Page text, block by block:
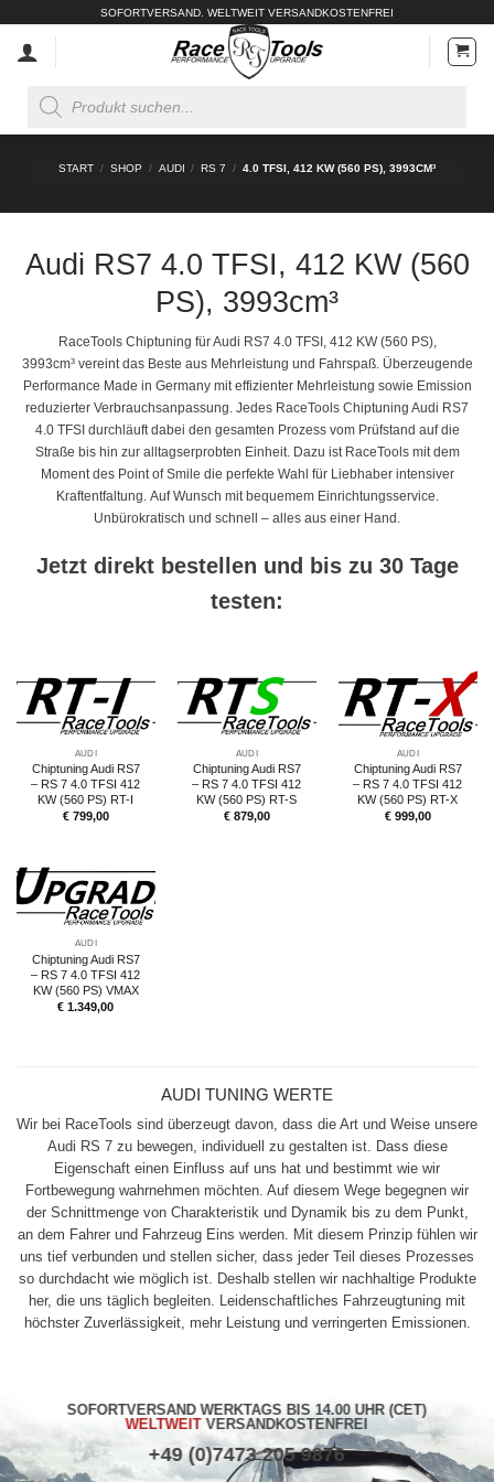
springen
SOFORTVERSAND. WELTWEIT VERSANDKOSTENFREI
search
START / SHOP / AUDI / RS 7 / 4.0 TFSI, 412 KW (560 PS), 3993CM³
Audi RS7 4.0 TFSI, 412 KW (560
PS), 3993cm³
RaceTools Chiptuning für Audi RS7 4.0 TFSI, 412 KW (560 PS),
3993cm³ vereint das Beste aus Mehrleistung und Fahrspaß. Überzeugende
Performance Made in Germany mit effizienter Mehrleistung sowie Emission
reduzierter Verbrauchsanpassung. Jedes RaceTools Chiptuning Audi RS7
4.0 TFSI durchläuft dabei den gesamten Prozess vom Prüfstand auf die
Straße bis hin zur alltagserprobten Einheit. Dazu ist RaceTools mit dem
Moment des Point of Smile die perfekte Wahl für Liebhaber intensiver
Kraftentfaltung. Auf Wunsch mit bequemem Einrichtungsservice.
Unbürokratisch und schnell – alles aus einer Hand.
Jetzt direkt bestellen und bis zu 30 Tage
testen:
AUDI
Chiptuning Audi RS7
– RS 7 4.0 TFSI 412
KW (560 PS) RT-I
€799,00
AUDI
Chiptuning Audi RS7
– RS 7 4.0 TFSI 412
KW (560 PS) RT-S
€879,00
AUDI
Chiptuning Audi RS7
– RS 7 4.0 TFSI 412
KW (560 PS) RT-X
€999,00
AUDI
Chiptuning Audi RS7
– RS 7 4.0 TFSI 412
KW (560 PS) VMAX
€ 1.349,00
AUDI TUNING WERTE
Wir bei RaceTools sind überzeugt davon, dass die Art und Weise unsere
Audi RS 7 zu bewegen, individuell zu gestalten ist. Dass diese
Eigenschaft einen Einfluss auf uns hat und bestimmt wie wir
Fortbewegung wahrnehmen möchten. Auf diesem Wege begegnen wir
der Schnittmenge von Charakteristik und Dynamik bis zu dem Punkt,
an dem Fahrer und Fahrzeug Eins werden. Mit diesem Prinzip fühlen wir
uns tief verbunden und stellen sicher, dass jeder Teil dieses Prozesses
so durchdacht wie möglich ist. Deshalb stellen wir nachhaltige Produkte
her, die uns täglich begleiten. Leidenschaftliches Fahrzeugtuning mit
höchster Zuverlässigkeit, mehr Leistung und verringerten Emissionen.
SOFORTVERSAND WERKTAGS BIS 14.00 UHR (CET)
WELTWEITVERSANDKOSTENFREI
+49 (0)7473 205 9876